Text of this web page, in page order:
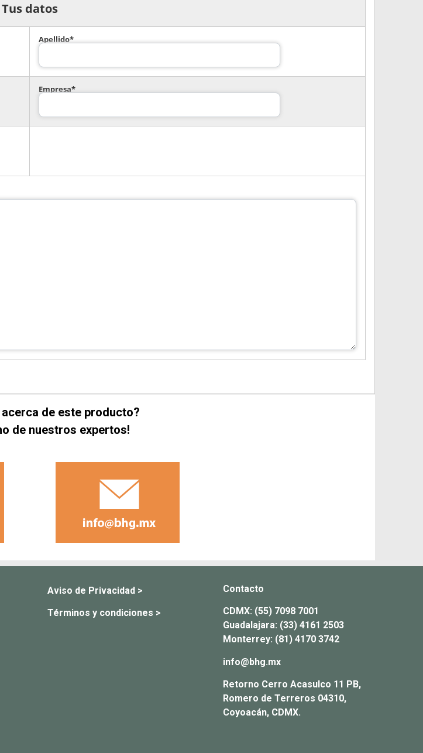
Tus datos
Apellido*
Empresa*
de este producto?
de nuestros expertos!
Aviso de Privacidad >
Términos y condiciones >
Contacto
CDMX: (55) 7098 7001
Guadalajara: (33) 4161 2503
Monterrey: (81) 4170 3742
info@bhg.mx
Retorno Cerro Acasulco 11 PB,
Romero de Terreros 04310,
Coyoacán, CDMX.